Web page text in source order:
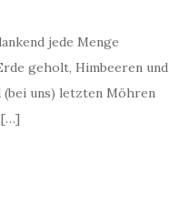
jede Menge
geholt, Himbeeren und
(bei uns) letzten Möhren
[…]